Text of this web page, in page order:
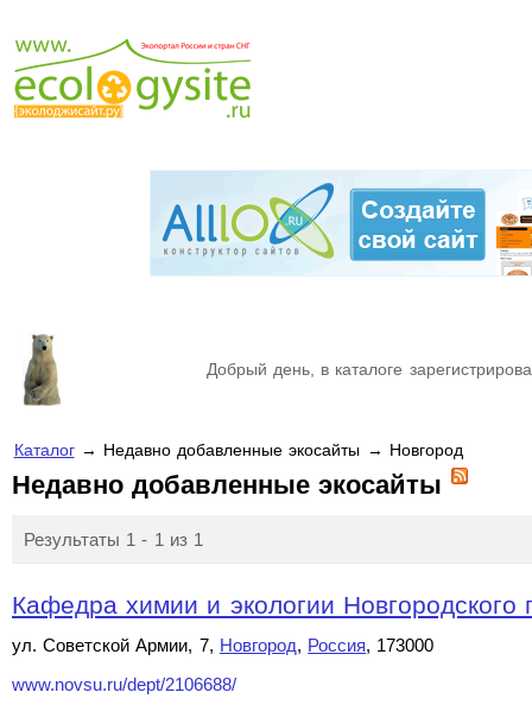
Добрый день, в каталоге
Каталог→ Недавно добавленные экосайты → Новгород
Недавно добавленные экосайты
Результаты 1 - 1 из 1
Кафедра химии и экологии Новгородского
ул. Советской Армии, 7, Новгород, Россия, 173000
www.novsu.ru/dept/2106688/